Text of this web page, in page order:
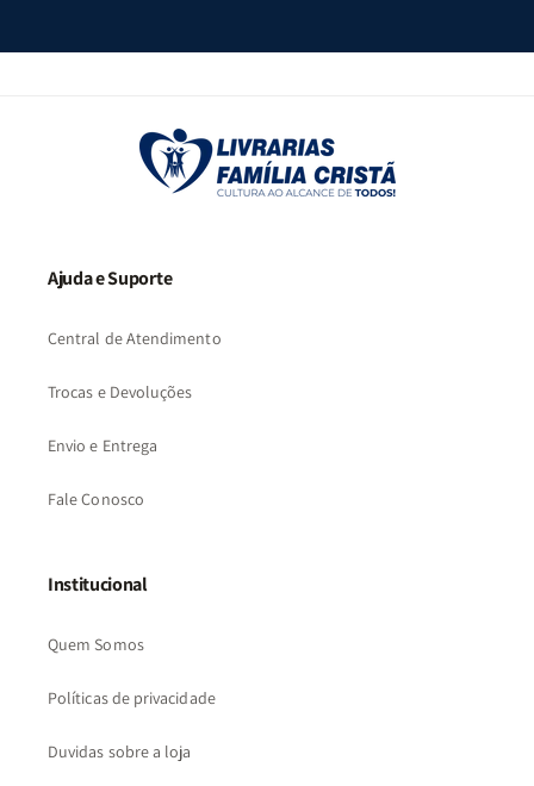
Ajuda e Suporte
Central de Atendimento
Trocas e Devoluções
Envio e Entrega
Fale Conosco
Institucional
Quem Somos
Políticas de privacidade
Duvidas sobre a loja